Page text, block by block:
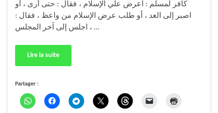
كافر لمسلم : اعرض علي الإسلام ، فقال : حتى أرى ، أو
اصبر إلى الغد ، أو طلب عرض الإسلام من واعظ ، فقال :
اجلس إلى آخر المجلس ، …
Lire la suite
Partager :